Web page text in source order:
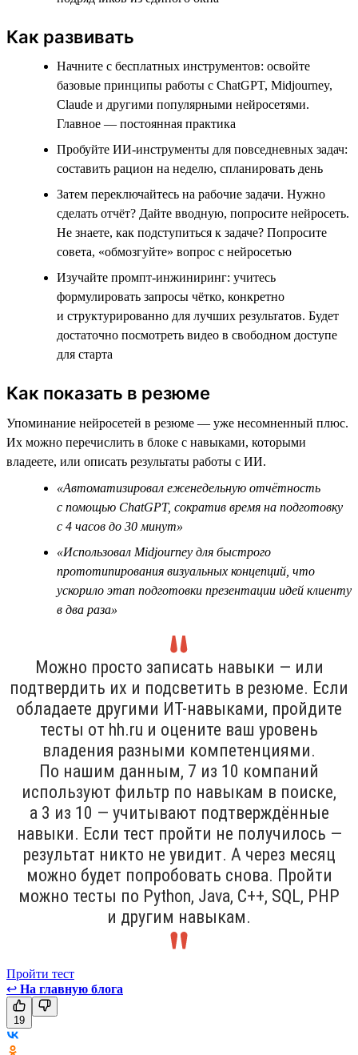
Как развивать
Начните с бесплатных инструментов: освойте
базовые принципы работы с ChatGPT, Midjourney,
Claude и другими популярными нейросетями.
Главное — постоянная практика
Пробуйте ИИ-инструменты для повседневных задач:
составить рацион на неделю, спланировать день
Затем переключайтесь на рабочие задачи. Нужно
сделать отчёт? Дайте вводную, попросите нейросеть.
Не знаете, как подступиться к задаче? Попросите
совета, «обмозгуйте» вопрос с нейросетью
Изучайте промпт-инжиниринг: учитесь
формулировать запросы чётко, конкретно
и структурированно для лучших результатов. Будет
достаточно посмотреть видео в свободном доступе
для старта
Как показать в резюме
Упоминание нейросетей в резюме — уже несомненный плюс.
Их можно перечислить в блоке с навыками, которыми
владеете, или описать результаты работы с ИИ.
«Автоматизировал еженедельную отчётность
с помощью ChatGPT, сократив время на подготовку
с 4 часов до 30 минут»
«Использовал Midjourney для быстрого
прототипирования визуальных концепций, что
ускорило этап подготовки презентации идей клиенту
в два раза»
Можно просто записать навыки — или
подтвердить их и подсветить в резюме. Если
обладаете другими ИТ-навыками, пройдите
тесты от hh.ru и оцените ваш уровень
владения разными компетенциями.
По нашим данным, 7 из 10 компаний
используют фильтр по навыкам в поиске,
а 3 из 10 — учитывают подтверждённые
навыки. Если тест пройти не получилось —
результат никто не увидит. А через месяц
можно будет попробовать снова. Пройти
можно тесты по Python, Java, С++, SQL, PHP
и другим навыкам.
Пройти тест
↩ На главную блога
19